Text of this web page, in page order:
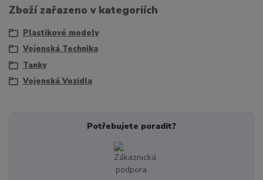
Zboží zařazeno v kategoriích
Plastikové modely
Vojenská Technika
Tanky
Vojenská Vozidla
Potřebujete poradit?